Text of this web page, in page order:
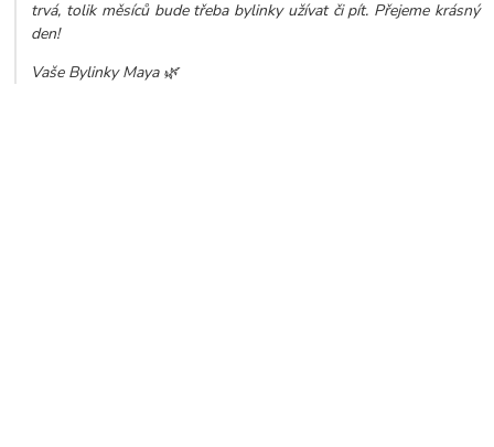
trvá, tolik měsíců bude třeba bylinky užívat či pít. Přejeme krásný
den!
Vaše Bylinky Maya 🌿